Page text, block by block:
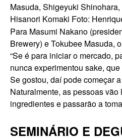
Masuda, Shigeyuki
Hisanori Komaki Foto:
Para Masumi Nakano
Brewery) e Tokubee Masuda,
“Se é para iniciar o mercado,
nunca experimentou sake,
Se gostou, daí pode começar
Naturalmente, as pessoas vão
ingredientes e passarão a
SEMINÁRIO E